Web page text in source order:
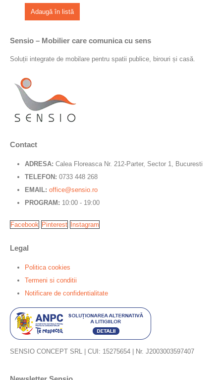
Adaugă în listă
Sensio – Mobilier care comunica cu sens
Soluții integrate de mobilare pentru spatii publice, birouri și casă.
Contact
ADRESA: Calea Floreasca Nr. 212-Parter, Sector 1, Bucuresti
TELEFON: 0733 448 268
EMAIL: office@sensio.ro
PROGRAM: 10:00 - 19:00
Facebook Pinterest Instagram
Legal
Politica cookies
Termeni si conditii
Notificare de confidentialitate
SENSIO CONCEPT SRL | CUI: 15275654 | Nr. J2003003597407